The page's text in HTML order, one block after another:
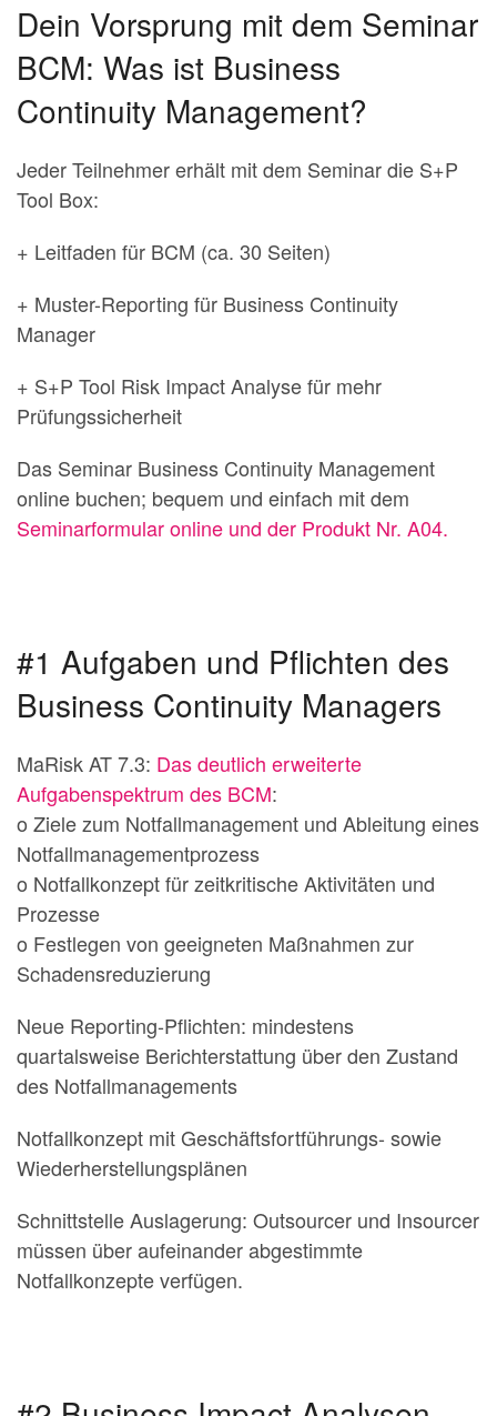
Dein Vorsprung mit dem Seminar
BCM: Was ist Business
Continuity Management?
Jeder Teilnehmer erhält mit dem Seminar die S+P
Tool Box:
+ Leitfaden für BCM (ca. 30 Seiten)
+ Muster-Reporting für Business Continuity
Manager
+ S+P Tool Risk Impact Analyse für mehr
Prüfungssicherheit
Das Seminar Business Continuity Management
online buchen; bequem und einfach mit dem
Seminarformular online und der Produkt Nr. A04.
#1 Aufgaben und Pflichten des
Business Continuity Managers
MaRisk AT 7.3: Das deutlich erweiterte
Aufgabenspektrum des BCM:
o Ziele zum Notfallmanagement und Ableitung eines
Notfallmanagementprozess
o Notfallkonzept für zeitkritische Aktivitäten und
Prozesse
o Festlegen von geeigneten Maßnahmen zur
Schadensreduzierung
Neue Reporting-Pflichten: mindestens
quartalsweise Berichterstattung über den Zustand
des Notfallmanagements
Notfallkonzept mit Geschäftsfortführungs- sowie
Wiederherstellungsplänen
Schnittstelle Auslagerung: Outsourcer und Insourcer
müssen über aufeinander abgestimmte
Notfallkonzepte verfügen.